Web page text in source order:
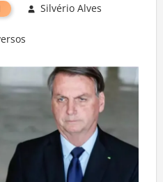
Silvério Alves